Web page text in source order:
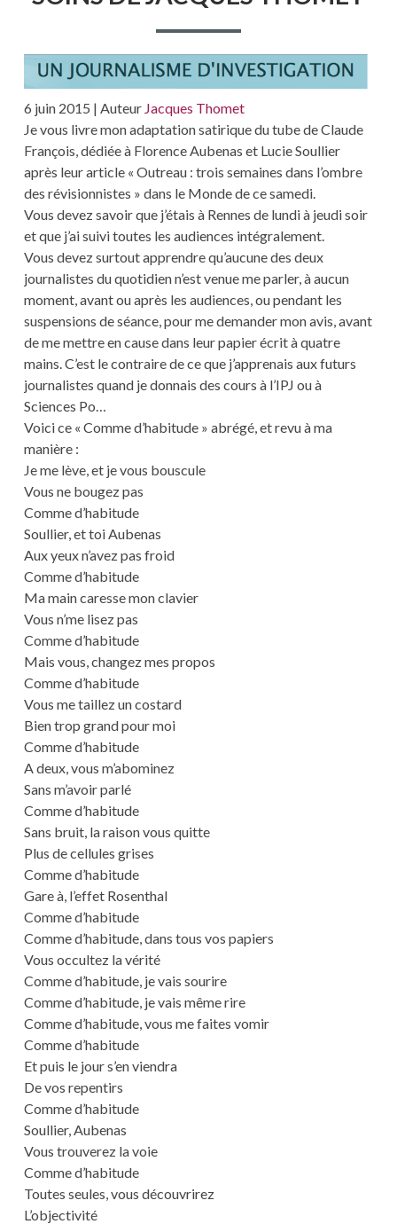
REVU
6 juin 2015 | Auteur Jacques Thomet
Je vous livre mon adaptation satirique du tube de Claude
François, dédiée à Florence Aubenas et Lucie Soullier
après leur article « Outreau : trois semaines dans l’ombre
des révisionnistes » dans le Monde de ce samedi.
Vous devez savoir que j’étais à Rennes de lundi à jeudi soir
et que j’ai suivi toutes les audiences intégralement.
Vous devez surtout apprendre qu’aucune des deux
journalistes du quotidien n’est venue me parler, à aucun
moment, avant ou après les audiences, ou pendant les
suspensions de séance, pour me demander mon avis, avant
de me mettre en cause dans leur papier écrit à quatre
mains. C’est le contraire de ce que j’apprenais aux futurs
journalistes quand je donnais des cours à l’IPJ ou à
Sciences Po…
Voici ce « Comme d’habitude » abrégé, et revu à ma
manière :
Je me lève, et je vous bouscule
Vous ne bougez pas
Comme d’habitude
Soullier, et toi Aubenas
Aux yeux n’avez pas froid
Comme d’habitude
Ma main caresse mon clavier
Vous n’me lisez pas
Comme d’habitude
Mais vous, changez mes propos
Comme d’habitude
Vous me taillez un costard
Bien trop grand pour moi
Comme d’habitude
A deux, vous m’abominez
Sans m’avoir parlé
Comme d’habitude
Sans bruit, la raison vous quitte
Plus de cellules grises
Comme d’habitude
Gare à, l’effet Rosenthal
Comme d’habitude
Comme d’habitude, dans tous vos papiers
Vous occultez la vérité
Comme d’habitude, je vais sourire
Comme d’habitude, je vais même rire
Comme d’habitude, vous me faites vomir
Comme d’habitude
Et puis le jour s’en viendra
De vos repentirs
Comme d’habitude
Soullier, Aubenas
Vous trouverez la voie
Comme d’habitude
Toutes seules, vous découvrirez
L’objectivité